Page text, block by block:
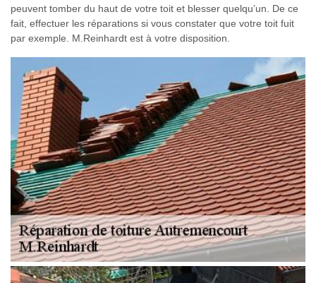
peuvent tomber du haut de votre toit et blesser quelqu’un. De ce
fait, effectuer les réparations si vous constater que votre toit fuit
par exemple. M.Reinhardt est à votre disposition.